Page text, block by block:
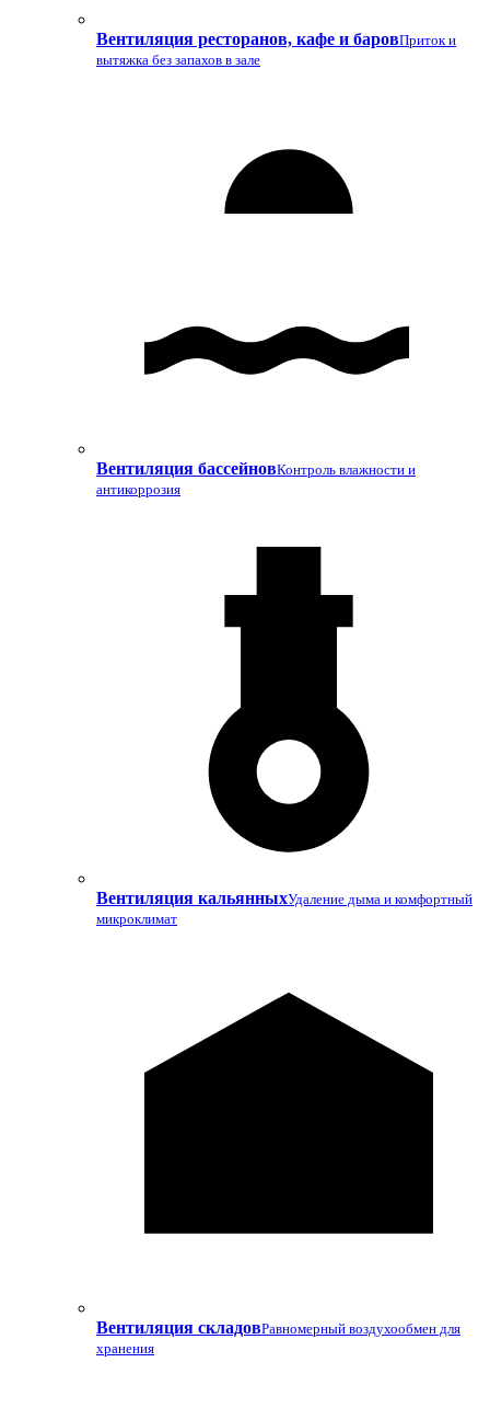
Вентиляция ресторанов, кафе и баровПриток и
вытяжка без запахов в зале
Вентиляция бассейновКонтроль влажности и
антикоррозия
Вентиляция кальянныхУдаление дыма и комфортный
микроклимат
Вентиляция складовРавномерный воздухообмен для
хранения